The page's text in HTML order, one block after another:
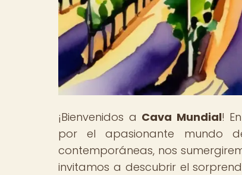
¡Bienvenidos a Cava Mundial!
por el apasionante mundo
contemporáneas, nos
invitamos a descubrir el